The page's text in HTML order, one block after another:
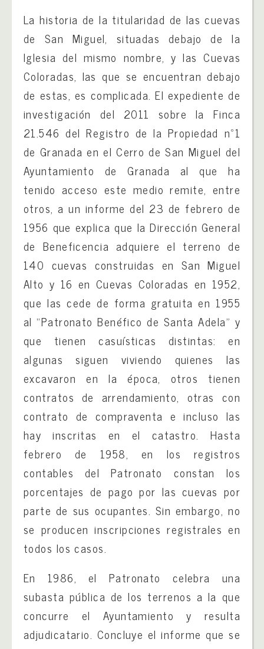
La historia de la titularidad de las cuevas
de San Miguel, situadas debajo de la
Iglesia del mismo nombre, y las Cuevas
Coloradas, las que se encuentran debajo
de estas, es complicada. El expediente de
investigación del 2011 sobre la Finca
21.546 del Registro de la Propiedad nº1
de Granada en el Cerro de San Miguel del
Ayuntamiento de Granada al que ha
tenido acceso este medio remite, entre
otros, a un informe del 23 de febrero de
1956 que explica que la Dirección General
de Beneficencia adquiere el terreno de
140 cuevas construidas en San Miguel
Alto y 16 en Cuevas Coloradas en 1952,
que las cede de forma gratuita en 1955
al “Patronato Benéfico de Santa Adela” y
que tienen casuísticas distintas: en
algunas siguen viviendo quienes las
excavaron en la época, otros tienen
contratos de arrendamiento, otras con
contrato de compraventa e incluso las
hay inscritas en el catastro. Hasta
febrero de 1958, en los registros
contables del Patronato constan los
porcentajes de pago por las cuevas por
parte de sus ocupantes. Sin embargo, no
se producen inscripciones registrales en
todos los casos.
En 1986, el Patronato celebra una
subasta pública de los terrenos a la que
concurre el Ayuntamiento y resulta
adjudicatario. Concluye el informe que se